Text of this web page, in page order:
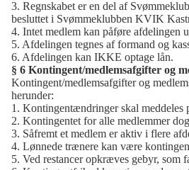
3. Regnskabet er en del af
besluttet i Svømmeklubben KVIK
4. Intet medlem kan påføre afdelingen
5. Afdelingen tegnes af formand og
6. Afdelingen kan IKKE optage lån.
§ 6 Kontingent/medlemsafgifter og
Kontingent/medlemsafgifter og
herunder:
1. Kontingentændringer skal
2. Kontingentet for alle medlemmer
3. Såfremt et medlem er aktiv i flere
4. Lønnede trænere kan være
5. Ved restancer opkræves gebyr,